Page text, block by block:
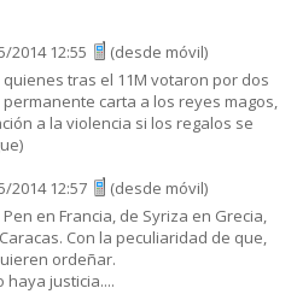
2014 12:55
(desde móvil)
quienes tras el 11M votaron por dos
carta a los reyes magos,
a la violencia si los regalos se
2014 12:57
(desde móvil)
en Francia, de Syriza en Grecia,
Con la peculiaridad de que,
ordeñar.
haya justicia....